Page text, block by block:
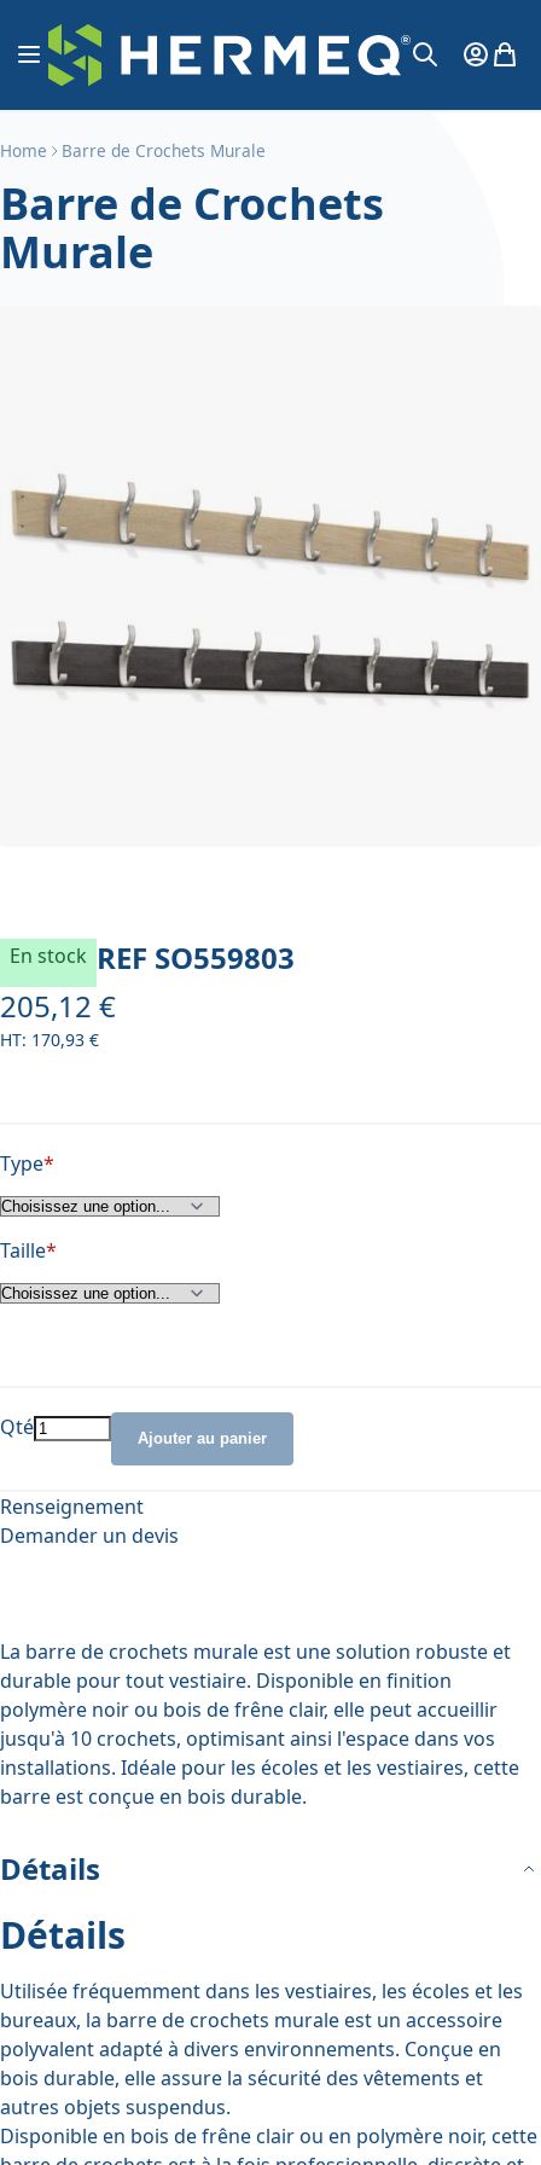
Aller au contenu
Affichage navigation
MonMon
Home Barre de Crochets Murale
Barre de Crochets
Murale
En stock REF SO559803
À partir de
205,12 €
170,93 €
Type
Taille
Qté Ajouter au panier
Renseignement
Demander un devis
La barre de crochets murale est une solution robuste et
durable pour tout vestiaire. Disponible en finition
polymère noir ou bois de frêne clair, elle peut accueillir
jusqu'à 10 crochets, optimisant ainsi l'espace dans vos
installations. Idéale pour les écoles et les vestiaires, cette
barre est conçue en bois durable.
Détails
Détails
Utilisée fréquemment dans les vestiaires, les écoles et les
bureaux, la barre de crochets murale est un accessoire
polyvalent adapté à divers environnements. Conçue en
bois durable, elle assure la sécurité des vêtements et
autres objets suspendus.
Disponible en bois de frêne clair ou en polymère noir, cette